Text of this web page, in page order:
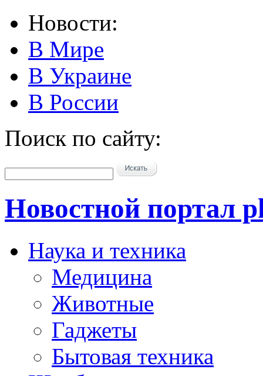
Новости:
В Мире
В Украине
В России
Поиск по сайту:
Новостной портал
Наука и техника
Медицина
Животные
Гаджеты
Бытовая техника